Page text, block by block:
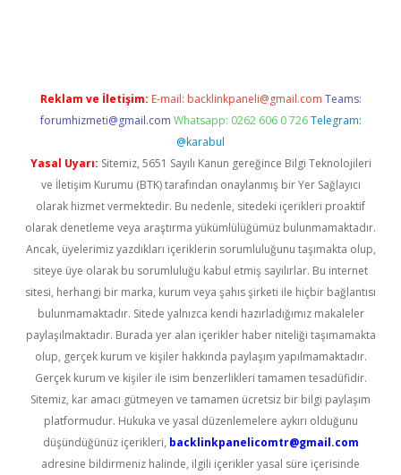
Reklam ve İletişim: E-mail: backlinkpaneli@gmail.com Teams:
forumhizmeti@gmail.com Whatsapp: 0262 606 0 726 Telegram:
@karabul
Yasal Uyarı: Sitemiz, 5651 Sayılı Kanun gereğince Bilgi Teknolojileri
ve İletişim Kurumu (BTK) tarafından onaylanmış bir Yer Sağlayıcı
olarak hizmet vermektedir. Bu nedenle, sitedeki içerikleri proaktif
olarak denetleme veya araştırma yükümlülüğümüz bulunmamaktadır.
Ancak, üyelerimiz yazdıkları içeriklerin sorumluluğunu taşımakta olup,
siteye üye olarak bu sorumluluğu kabul etmiş sayılırlar. Bu internet
sitesi, herhangi bir marka, kurum veya şahıs şirketi ile hiçbir bağlantısı
bulunmamaktadır. Sitede yalnızca kendi hazırladığımız makaleler
paylaşılmaktadır. Burada yer alan içerikler haber niteliği taşımamakta
olup, gerçek kurum ve kişiler hakkında paylaşım yapılmamaktadır.
Gerçek kurum ve kişiler ile isim benzerlikleri tamamen tesadüfidir.
Sitemiz, kar amacı gütmeyen ve tamamen ücretsiz bir bilgi paylaşım
platformudur. Hukuka ve yasal düzenlemelere aykırı olduğunu
düşündüğünüz içerikleri, backlinkpanelicomtr@gmail.com
adresine bildirmeniz halinde, ilgili içerikler yasal süre içerisinde